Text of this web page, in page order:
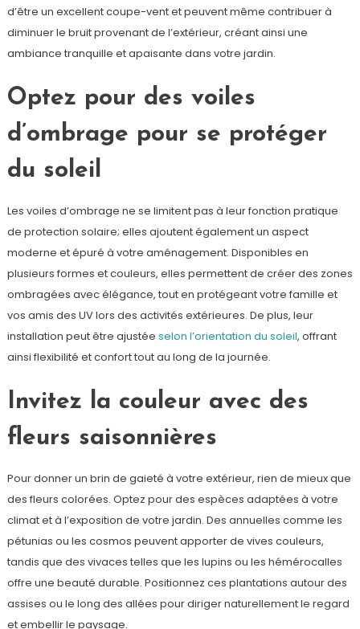
d’être un excellent coupe-vent et peuvent même contribuer à
diminuer le bruit provenant de l’extérieur, créant ainsi une
ambiance tranquille et apaisante dans votre jardin.
Optez pour des voiles
d’ombrage pour se protéger
du soleil
Les voiles d’ombrage ne se limitent pas à leur fonction pratique
de protection solaire; elles ajoutent également un aspect
moderne et épuré à votre aménagement. Disponibles en
plusieurs formes et couleurs, elles permettent de créer des zones
ombragées avec élégance, tout en protégeant votre famille et
vos amis des UV lors des activités extérieures. De plus, leur
installation peut être ajustée selon l’orientation du soleil, offrant
ainsi flexibilité et confort tout au long de la journée.
Invitez la couleur avec des
fleurs saisonnières
Pour donner un brin de gaieté à votre extérieur, rien de mieux que
des fleurs colorées. Optez pour des espèces adaptées à votre
climat et à l’exposition de votre jardin. Des annuelles comme les
pétunias ou les cosmos peuvent apporter de vives couleurs,
tandis que des vivaces telles que les lupins ou les hémérocalles
offre une beauté durable. Positionnez ces plantations autour des
assises ou le long des allées pour diriger naturellement le regard
et embellir le paysage.